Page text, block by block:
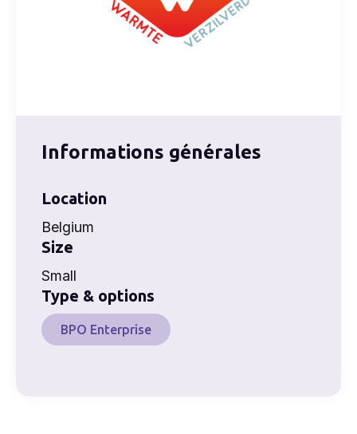
Informations générales
Location
Belgium
Size
Small
Type & options
BPO Enterprise